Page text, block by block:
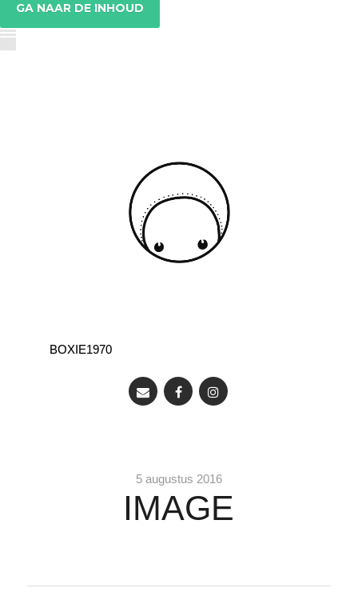
GA NAAR DE INHOUD
BOXIE1970
5 augustus 2016
IMAGE